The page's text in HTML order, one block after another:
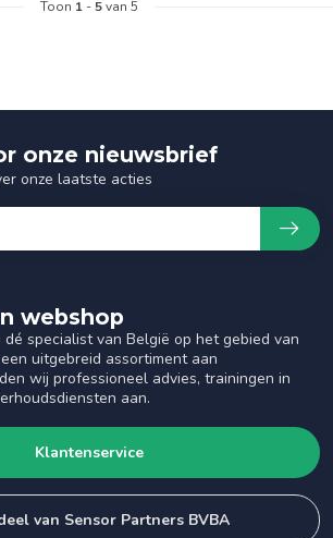
Toon 1 -5van 5
webshop
dé specialist van België op het gebied van
uitgebreid assortiment aan
wij professioneel advies, trainingen in
aan.
Klantenservice
van Sensor Partners BVBA
onze nieuwsbrief
onze laatste acties